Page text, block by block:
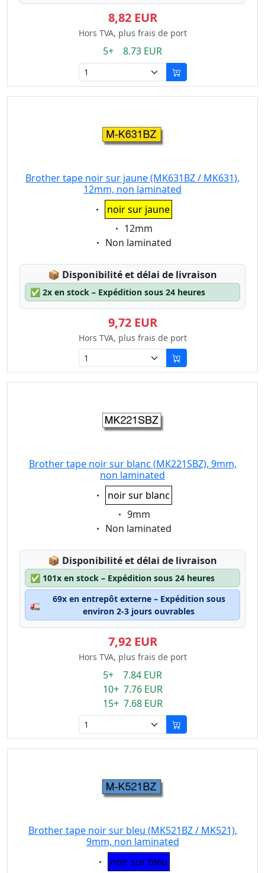
8,82 EUR
Hors TVA, plus frais de port
5+ 8.73 EUR
Brother tape noir sur jaune (MK631BZ / MK631),
12mm, non laminated
Eigenschaft:
noir sur jaune
Eigenschaft:
12mm
Eigenschaft:
Non laminated
📦 Lagerstatus:
Disponibilité et délai de livraison
✅ 2x en stock – Expédition sous 24 heures
9,72 EUR
Hors TVA, plus frais de port
Brother tape noir sur blanc (MK221SBZ), 9mm,
non laminated
Eigenschaft:
noir sur blanc
Eigenschaft:
9mm
Eigenschaft:
Non laminated
📦 Lagerstatus:
Disponibilité et délai de livraison
✅ 101x en stock – Expédition sous 24 heures
🚛
69x en entrepôt externe – Expédition sous
environ 2-3 jours ouvrables
7,92 EUR
Hors TVA, plus frais de port
5+ 7.84 EUR
10+ 7.76 EUR
15+ 7.68 EUR
Brother tape noir sur bleu (MK521BZ / MK521),
9mm, non laminated
Eigenschaft:
noir sur bleu